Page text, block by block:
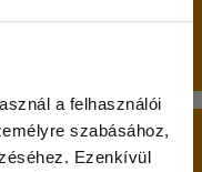
a felhasználói
szabásához,
Ezenkívül
a feladatnak az